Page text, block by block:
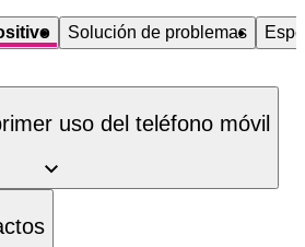
Solución de problemas
uso del teléfono móvil